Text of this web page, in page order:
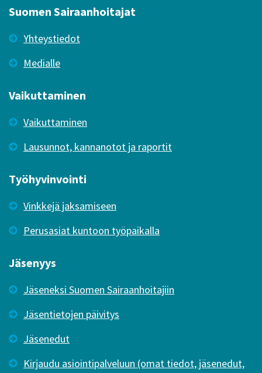
Suomen Sairaanhoitajat
Yhteystiedot
Medialle
Vaikuttaminen
Vaikuttaminen
Lausunnot, kannanotot ja raportit
Työhyvinvointi
Vinkkejä jaksamiseen
Perusasiat kuntoon työpaikalla
Jäsenyys
Jäseneksi Suomen Sairaanhoitajiin
Jäsentietojen päivitys
Jäsenedut
Kirjaudu asiointipalveluun (omat tiedot, jäsenedut,